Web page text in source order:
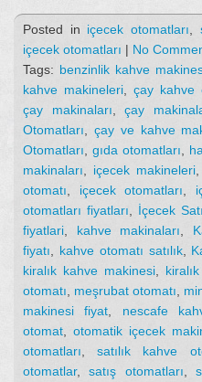
Posted in içecek otomatları
içecek otomatları | No
Tags: benzinlik kahve
kahve makineleri
çay kahve
çay makinaları ,çay
Otomatları
çay ve kahve
Otomatları
gıda otomatları
makinaları
içecek makineleri,
otomatı
içecek otomatları
otomatları fiyatları
İçecek
fiyatlari
kahve makinaları
fiyatı
kahve otomatı satılık,
kiralık kahve makinesi
otomatı
meşrubat otomatı
makinesi fiyat
nescafe
otomat
otomatik içecek
otomatları ,satılık kahve
otomatlar,satış otomatları ,